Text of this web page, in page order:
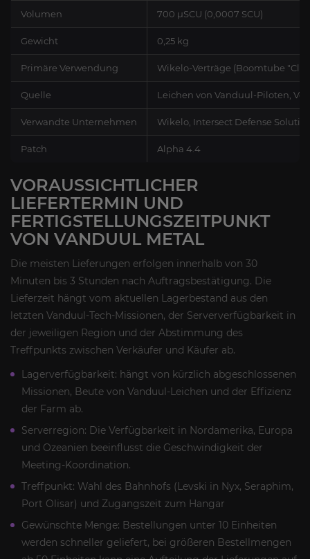
Volumen 700 µSCU (0,0007 SCU)
Gewicht 0,25 kg
Primäre Verwendung Wikelo-Verträge (Boomtube
Quelle Leichen von Vanduul-Piloten,
Verwandte Unternehmen Wikelo, Intersect Defense
Patch Alpha 4.4
VORAUSSICHTLICHER
LIEFERTERMIN UND
FERTIGSTELLUNGSZEITPUNKT
VON VANDUUL METAL
Die meisten Lieferungen erfolgen innerhalb von 30
Minuten bis 3 Stunden nach Auftragsbestätigung. Die
Lieferzeit hängt vom aktuellen Lagerbestand aus den
letzten Vanduul-Tech-Missionen, der Serververfügbarkeit in
der jeweiligen Region und der Abstimmung des
Treffpunkts zwischen Verkäufer und Käufer ab.
Lagerverfügbarkeit: hängt von kürzlich abgeschlossenen
Missionen, Beute von Vanduul-Leichen und der Effizienz
der Farm ab.
Serverregion: Die Verfügbarkeit in Nordamerika, Europa
und Ozeanien beeinflusst die Geschwindigkeit der
Meeting-Koordination.
Treffpunkt: Wahl des Bahnhofs (Levski in Nyx, Seraphim,
Port Olisar) und Zugangszeit zum Hangar
Gewünschte Menge: Bestellungen unter 10 Einheiten
werden schneller geliefert, bei größeren Bestellmengen